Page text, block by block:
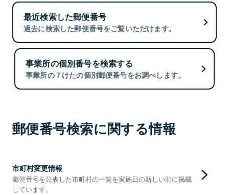
最近検索した郵便番号
過去に検索した郵便番号をご覧いただけます。
事業所の個別番号を検索する
事業所の７けたの個別郵便番号をお調べします。
郵便番号検索に関する情報
市町村変更情報
郵便番号を公表した市町村の一覧を実施日の新しい順に掲載
しています。